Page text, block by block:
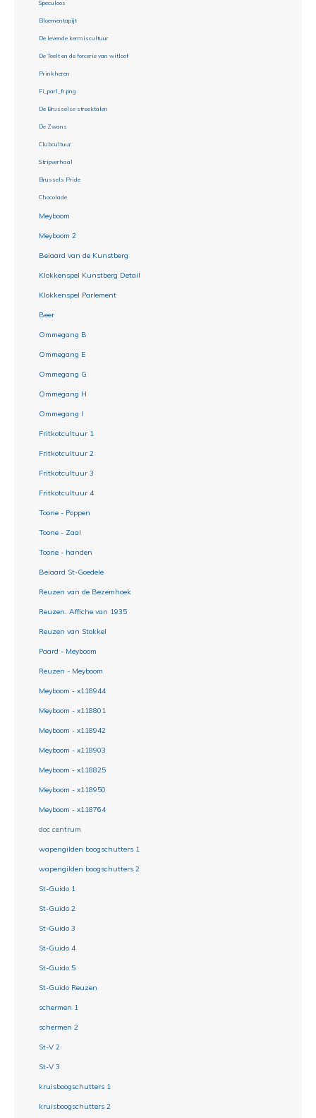
Speculoos
Bloementapijt
De levende kermiscultuur
De Teelt en de forcerie van witloof
Prinkheren
Fi_parl_fr.png
De Brusselse streektalen
De Zwans
Clubcultuur
Stripverhaal
Brussels Pride
Chocolade
Meyboom
Meyboom 2
Beiaard van de Kunstberg
Klokkenspel Kunstberg Detail
Klokkenspel Parlement
Beer
Ommegang B
Ommegang E
Ommegang G
Ommegang H
Ommegang I
Fritkotcultuur 1
Fritkotcultuur 2
Fritkotcultuur 3
Fritkotcultuur 4
Toone - Poppen
Toone - Zaal
Toone - handen
Beiaard St-Goedele
Reuzen van de Bezemhoek
Reuzen. Affiche van 1935
Reuzen van Stokkel
Paard - Meyboom
Reuzen - Meyboom
Meyboom - x118944
Meyboom - x118801
Meyboom - x118942
Meyboom - x118903
Meyboom - x118825
Meyboom - x118950
Meyboom - x118764
doc centrum
wapengilden boogschutters 1
wapengilden boogschutters 2
St-Guido 1
St-Guido 2
St-Guido 3
St-Guido 4
St-Guido 5
St-Guido Reuzen
schermen 1
schermen 2
St-V 2
St-V 3
kruisboogschutters 1
kruisboogschutters 2